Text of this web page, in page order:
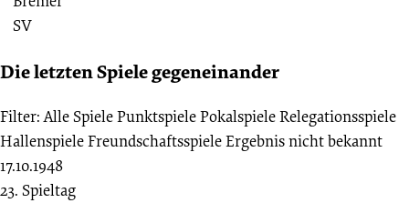
Die letzten Spiele gegeneinander
Filter: Alle SpielePunktspielePokalspieleRelegationsspiele
HallenspieleFreundschaftsspieleErgebnis nicht bekannt
17.10.1948
23. Spieltag